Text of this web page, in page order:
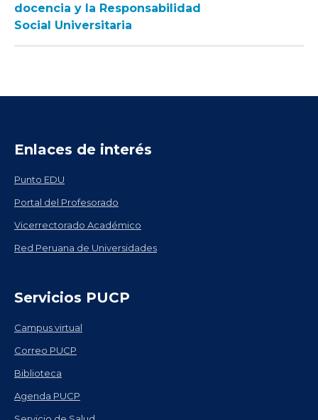
docencia y la Responsabilidad
Social Universitaria
Enlaces de interés
Punto EDU
Portal del Profesorado
Vicerrectorado Académico
Red Peruana de Universidades
Servicios PUCP
Campus virtual
Correo PUCP
Biblioteca
Agenda PUCP